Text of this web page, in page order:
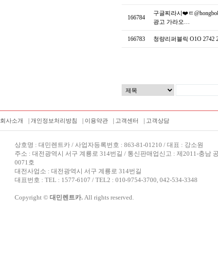
166784
구글찌라시❤️ㅌ
광고 가라오…
166783 청량리퍼블릭 O1O 2742
회사소개 개인정보처리방침 이용약관 고객센터 고객상담
상호명 : 대민렌트카 / 사업자등록번호 : 863-81-01210 / 대표 : 강소원
주소 : 대전광역시 서구 계룡로 314번길 / 통신판매업신고 : 제2011-충남
0071호
대전사업소 : 대전광역시 서구 계룡로 314번길
대표번호 : TEL : 1577-6107 / TEL2 : 010-9754-3700, 042-534-3348
Copyright © 대민렌트카. All rights reserved.